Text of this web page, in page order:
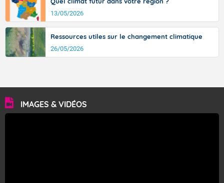
13/05/2026
Ressources utiles sur le changement climatique
26/05/2026
IMAGES & VIDÉOS